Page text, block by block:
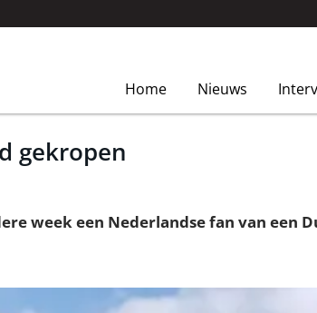
Home Nieuws
gekropen
week een Nederlandse fan van een